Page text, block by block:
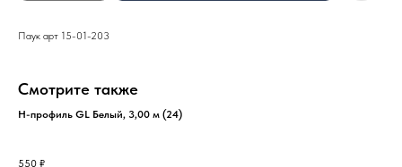
Паук арт 15-01-203
Смотрите также
Н-профиль GL Белый, 3,00 м (24)
550 ₽